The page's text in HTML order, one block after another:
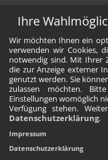
Ihre
Wir möchten Ihnen ein
verwenden wir Cookies,
notwendig sind. Mit Ihrer
die zur Anzeige externer
genutzt werden. Sie
zulassen möchten.
Einstellungen womöglich
Verfügung stehen.
Datenschutzerklärung.
Impressum
Datenschutzerklärung